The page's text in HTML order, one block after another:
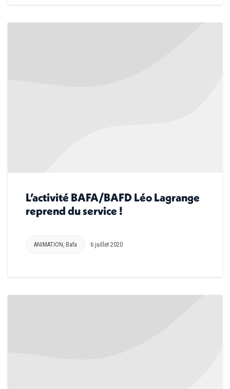
L’activité BAFA/BAFD Léo Lagrange
reprend du service !
ANIMATION , Bafa 6 juillet 2020